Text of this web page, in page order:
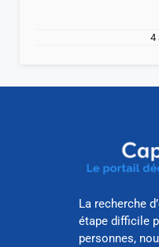
4
La recherche
étape difficile
personnes,